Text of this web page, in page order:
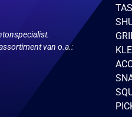
van o.a.: